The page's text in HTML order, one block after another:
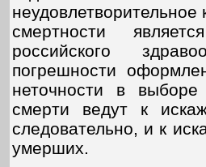
неудовлетворительное
смертности
российского
погрешности
неточности в
смерти ведут к
следовательно, и к
умерших.